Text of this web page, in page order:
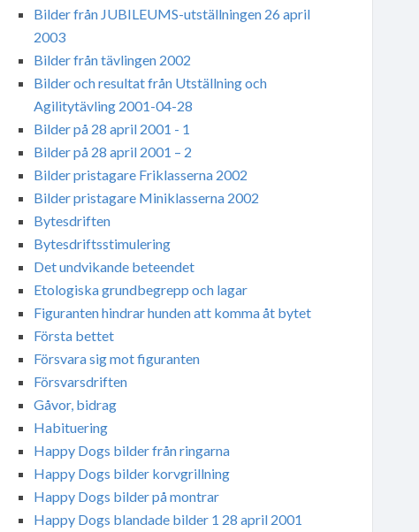
Bilder från JUBILEUMS-utställningen 26 april
2003
Bilder från tävlingen 2002
Bilder och resultat från Utställning och
Agilitytävling 2001-04-28
Bilder på 28 april 2001 - 1
Bilder på 28 april 2001 – 2
Bilder pristagare Friklasserna 2002
Bilder pristagare Miniklasserna 2002
Bytesdriften
Bytesdriftsstimulering
Det undvikande beteendet
Etologiska grundbegrepp och lagar
Figuranten hindrar hunden att komma åt bytet
Första bettet
Försvara sig mot figuranten
Försvarsdriften
Gåvor, bidrag
Habituering
Happy Dogs bilder från ringarna
Happy Dogs bilder korvgrillning
Happy Dogs bilder på montrar
Happy Dogs blandade bilder 1 28 april 2001